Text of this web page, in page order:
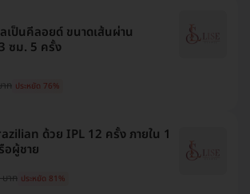
เป็นคีลอยด์ ขนาดเส้นผ่าน
ซม. 5 ครั้ง
ท ประหยัด 76%
ด้วย IPL 12 ครั้ง ภายใน 1
ผู้ชาย
าท ประหยัด 81%